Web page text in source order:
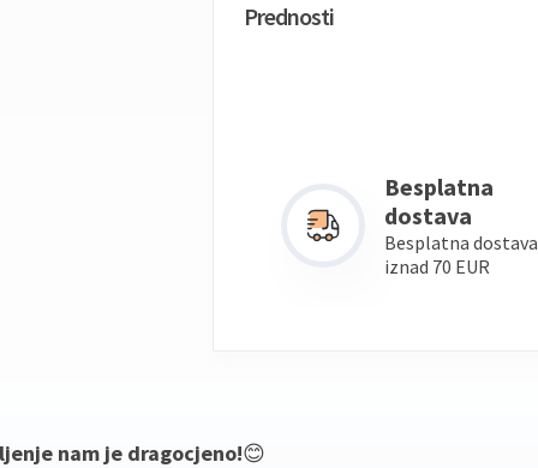
Prednosti
Besplatna
dostava
Besplatna dostava
iznad 70 EUR
nam je dragocjeno!😊